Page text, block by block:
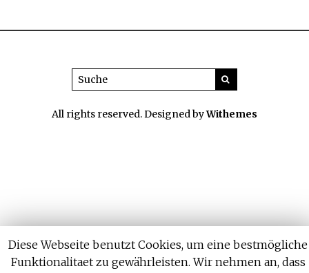
All rights reserved. Designed byWithemes
Diese Webseite benutzt Cookies, um eine bestmögliche
Funktionalitaet zu gewährleisten. Wir nehmen an, dass